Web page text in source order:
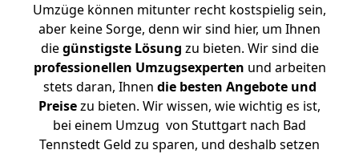
Umzüge können mitunter recht kostspielig sein,
aber keine Sorge, denn wir sind hier, um Ihnen
diegünstigste Lösung zu bieten. Wir sind die
professionellen Umzugsexperten und arbeiten
stets daran, Ihnen die besten Angebote und
Preisezu bieten. Wir wissen, wie wichtig es ist,
bei einem Umzug von Stuttgart nach Bad
Tennstedt Geld zu sparen, und deshalb setzen